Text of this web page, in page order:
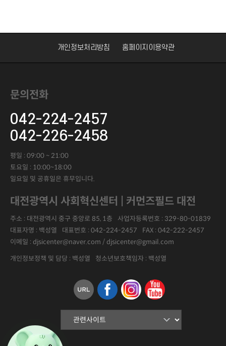
개인정보처리방침 홈페이지이용약관
문의전화
042-224-2457
042-226-2458
평일 : 09:00 ~ 21:00
토요일 : 10:00~18:00
일요일 및 공휴일은 휴무입니다.
대전광역시 사회혁신센터 | 커먼즈필드 대전
주소 : 대전광역시 중구 중앙로 85, 1층 사업자등록번호 : 329-80-01839
대표자명 : 백성열 대표번호 : 042-224-2457 FAX : 042-222-2457
이메일 : djsicenter@naver.com / djsicenter@gmail.com
개인정보정책 및 담당 : 백성열
청소년보호책임자 : 백성열